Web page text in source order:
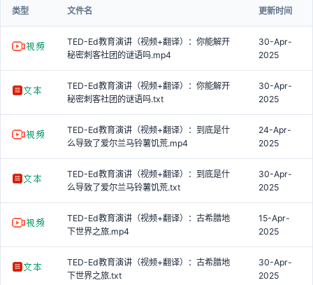
类型 文件名 更新时间
TED-Ed教育演讲（视频+翻译）：你能解开
秘密刺客社团的谜语吗.mp4
30-Apr-
2025
TED-Ed教育演讲（视频+翻译）：你能解开
秘密刺客社团的谜语吗.txt
30-Apr-
2025
TED-Ed教育演讲（视频+翻译）：到底是什
么导致了爱尔兰马铃薯饥荒.mp4
24-Apr-
2025
TED-Ed教育演讲（视频+翻译）：到底是什
么导致了爱尔兰马铃薯饥荒.txt
30-Apr-
2025
TED-Ed教育演讲（视频+翻译）：古希腊地
下世界之旅.mp4
15-Apr-
2025
TED-Ed教育演讲（视频+翻译）：古希腊地
下世界之旅.txt
30-Apr-
2025